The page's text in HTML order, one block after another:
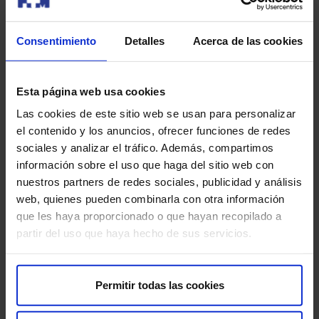
Consentimiento Detalles Acerca de las cookies
Esta página web usa cookies
Las cookies de este sitio web se usan para personalizar
el contenido y los anuncios, ofrecer funciones de redes
sociales y analizar el tráfico. Además, compartimos
información sobre el uso que haga del sitio web con
nuestros partners de redes sociales, publicidad y análisis
web, quienes pueden combinarla con otra información
que les haya proporcionado o que hayan recopilado a
partir del uso que haya hecho de sus servicios.
Permitir todas las cookies
Bloqueos del simpático lumbar y cervical
Bloqueo del plexo celíaco y nervios esplácnicos
Perfusión intravenosa de anestésicos locales
Tratamientos multimodales para dolor complejo
Todas las técnicas se realizan bajo estrictos protocolos
de seguridad y con apoyo de diagnóstico por imagen
cuando es necesario.
Unidad del Dolor en Sant Andreu: